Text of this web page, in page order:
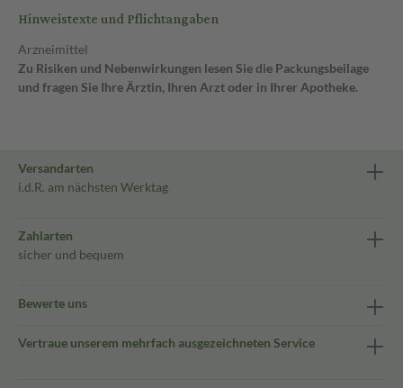
Hinweistexte und Pflichtangaben
Arzneimittel
Zu Risiken und Nebenwirkungen lesen Sie die Packungsbeilage
und fragen Sie Ihre Ärztin, Ihren Arzt oder in Ihrer Apotheke.
Versandarten
i.d.R. am nächsten Werktag
Zahlarten
sicher und bequem
Bewerte uns
Vertraue unserem mehrfach ausgezeichneten Service